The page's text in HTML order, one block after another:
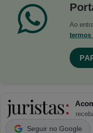
Ao
termos
Seguir no Google